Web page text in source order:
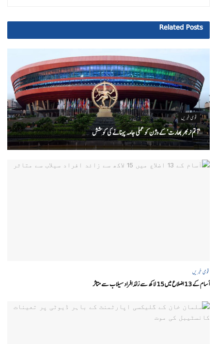
Related Posts
قومی خبریں
‘ آتم نربھر بھارت’ کے وژن کو عملی جامہ پہنانے کی کوشش
قومی خبریں
آسام کے 13 اضلاع میں 15 لاکھ سے زائد افراد سیلاب سے متاثر